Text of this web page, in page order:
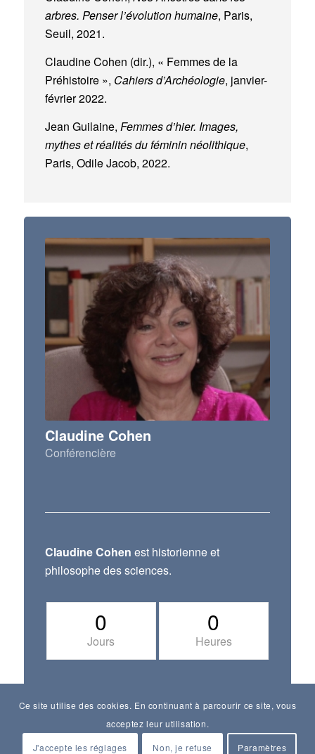
arbres. Penser l’évolution humaine, Paris,
Seuil, 2021.
Claudine Cohen (dir.), « Femmes de la
Préhistoire », Cahiers d’Archéologie, janvier-
février 2022.
Jean Guilaine, Femmes d’hier. Images,
mythes et réalités du féminin néolithique,
Paris, Odile Jacob, 2022.
Claudine Cohen
Conférencière
Claudine Cohen est historienne et
philosophe des sciences.
0
Jours
0
Heures
Ce site utilise des cookies. En continuant à parcourir ce site, vous
acceptez leur utilisation.
J'accepte les réglages Non, je refuse Paramètres